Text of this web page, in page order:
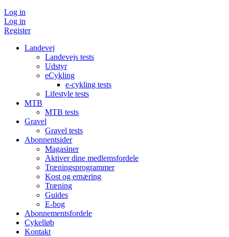
Log in
Log in
Register
Landevej
Landevejs tests
Udstyr
eCykling
e-cykling tests
Lifestyle tests
MTB
MTB tests
Gravel
Gravel tests
Abonnentsider
Magasiner
Aktiver dine medlemsfordele
Træningsprogrammer
Kost og ernæring
Træning
Guides
E-bog
Abonnementsfordele
Cykelløb
Kontakt